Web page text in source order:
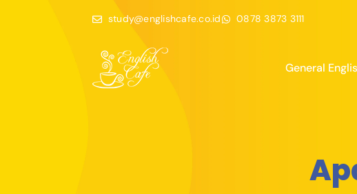
study@englishcafe.co.id 0878 3873 3111
General